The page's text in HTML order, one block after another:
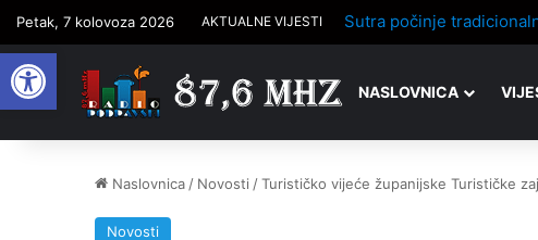
Open toolbar
Petak, 7 kolovoza 2026 AKTUALNE VIJESTI
NASLOVNICA
Naslovnica / Novosti /Turističko vijeće županijske Turističke
Novosti